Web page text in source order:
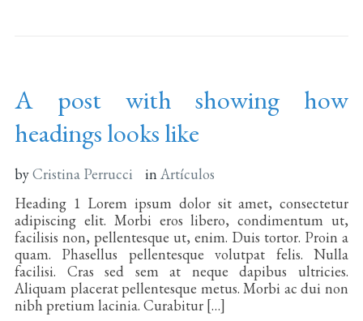
A post with showing how
headings looks like
byCristina Perrucci in Artículos
Heading 1 Lorem ipsum dolor sit amet, consectetur
adipiscing elit. Morbi eros libero, condimentum ut,
facilisis non, pellentesque ut, enim. Duis tortor. Proin a
quam. Phasellus pellentesque volutpat felis. Nulla
facilisi. Cras sed sem at neque dapibus ultricies.
Aliquam placerat pellentesque metus. Morbi ac dui non
nibh pretium lacinia. Curabitur […]